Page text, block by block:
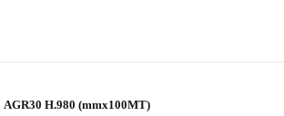
›AGR30 H.980 (mmx100MT)